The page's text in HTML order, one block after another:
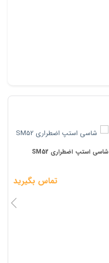
شاسی استپ اضطراری SM52
تماس بگیرید